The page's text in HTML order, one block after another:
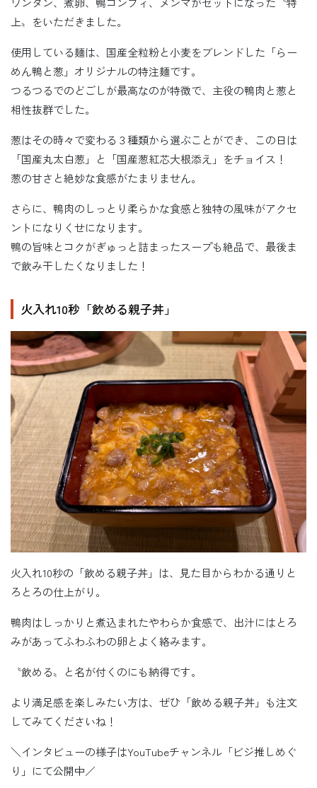
上〟をいただきました。
使用している麺は、国産全粒粉と小麦をブレンドした「らー
めん鴨と葱」オリジナルの特注麺です。
つるつるでのどごしが最高なのが特徴で、主役の鴨肉と葱と
相性抜群でした。
葱はその時々で変わる３種類から選ぶことができ、この日は
「国産丸太白葱」と「国産葱紅芯大根添え」をチョイス！
葱の甘さと絶妙な食感がたまりません。
さらに、鴨肉のしっとり柔らかな食感と独特の風味がアクセ
ントになりくせになります。
鴨の旨味とコクがぎゅっと詰まったスープも絶品で、最後ま
で飲み干したくなりました！
火入れ10秒「飲める親子丼」
火入れ10秒の「飲める親子丼」は、見た目からわかる通りと
ろとろの仕上がり。
鴨肉はしっかりと煮込まれたやわらか食感で、出汁にはとろ
みがあってふわふわの卵とよく絡みます。
〝飲める〟と名が付くのにも納得です。
より満足感を楽しみたい方は、ぜひ「飲める親子丼」も注文
してみてくださいね！
＼インタビューの様子はYouTubeチャンネル「ビジ推しめぐ
り」にて公開中／